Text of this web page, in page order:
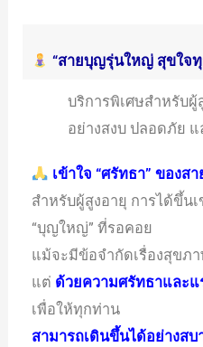
“สายบุญรุ่นใหญ่ สุขใจ
บริการพิเศษสำหรับ
อย่างสงบ ปลอดภัย
เข้าใจ “ศรัทธา” ของ
สำหรับผู้สูงอายุ การได้ขึ้น
“บุญใหญ่” ที่รอคอย
แม้จะมีข้อจำกัดเรื่องสุขภ
แต่ ด้วยความศรัทธาและแ
เพื่อให้ทุกท่าน
สามารถเดินขึ้นได้อย่างส